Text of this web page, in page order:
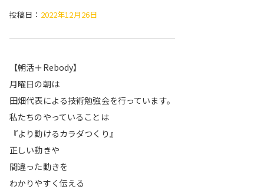
投稿日： 2022年12月26日
【朝活＋Rebody】
月曜日の朝は
田畑代表による技術勉強会を行っています。
私たちのやっていることは
『より動けるカラダつくり』
正しい動きや
間違った動きを
わかりやすく伝える